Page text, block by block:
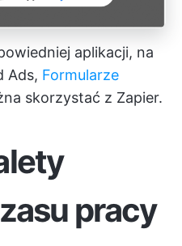
aplikacji, na
Ads, Formularze
skorzystać z Zapier.
pracy